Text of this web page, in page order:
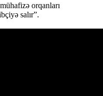
orqanları
salır”.